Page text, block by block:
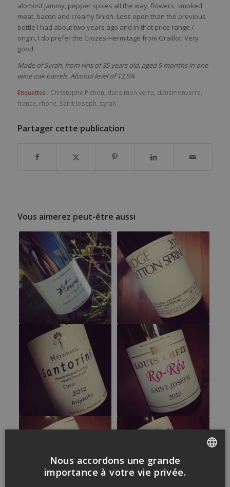
alomost jammy, pepper spices all the way, flowers, smoked
meat, bacon and creamy finish. Less open than the previous
bottle I had about two years ago and in that price range /
origin, I do prefer the Crozes-Hermitage from Graillot. Very
good.
Made of Syrah, from vins of 35 years old, aged 9 months in one
wine oak barrels. Alcohol level of 12,5%
Etiquettes : Christophe Pichon dans mon verre dansmonverre
france rhone Saint-Joseph syrah
Partager cette publication
Vous aimerez peut-être aussi
Nous accordons une grande
importance à votre vie privée.